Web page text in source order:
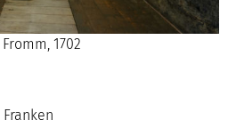
1702